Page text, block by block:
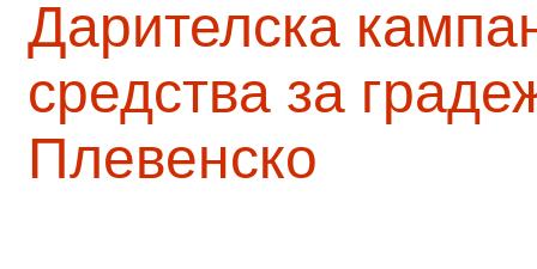
Дарителска
средства за
Плевенско